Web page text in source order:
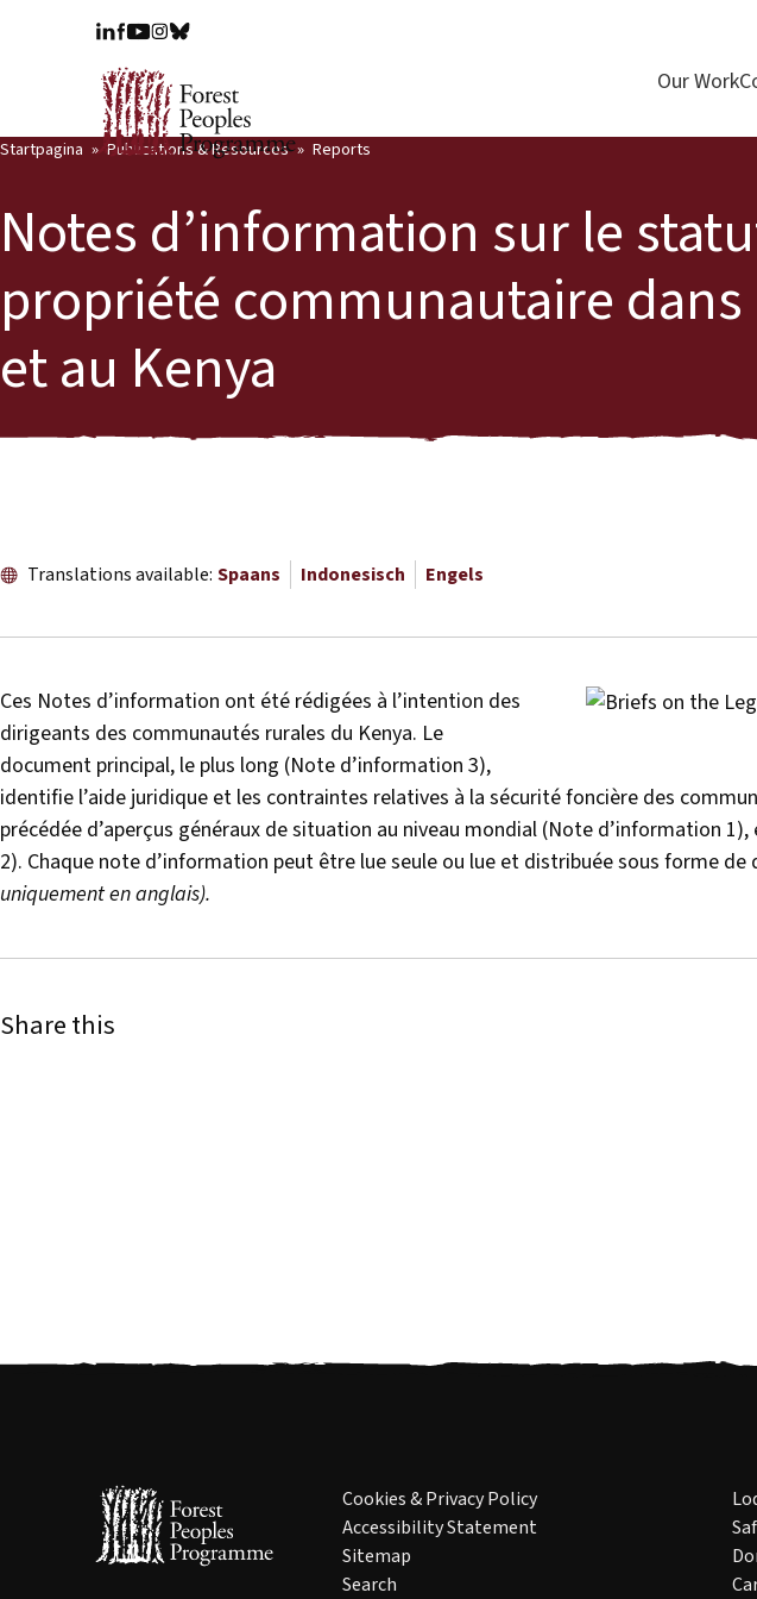
Our Work
Startpagina Publications & Resources Reports
Notes d’information sur le
propriété communautaire
et au Kenya
Translations available: Spaans Indonesisch Engels
Ces Notes d’information ont été rédigées à l’intention des
dirigeants des communautés rurales du Kenya. Le
document principal, le plus long (Note d’information 3),
identifie l’aide juridique et les contraintes relatives à la sécurité foncière des
précédée d’aperçus généraux de situation au niveau mondial (Note d’information
2). Chaque note d’information peut être lue seule ou lue et distribuée sous forme de
uniquement en anglais).
Share this
Cookies & Privacy Policy
Accessibility Statement
Sitemap
Search